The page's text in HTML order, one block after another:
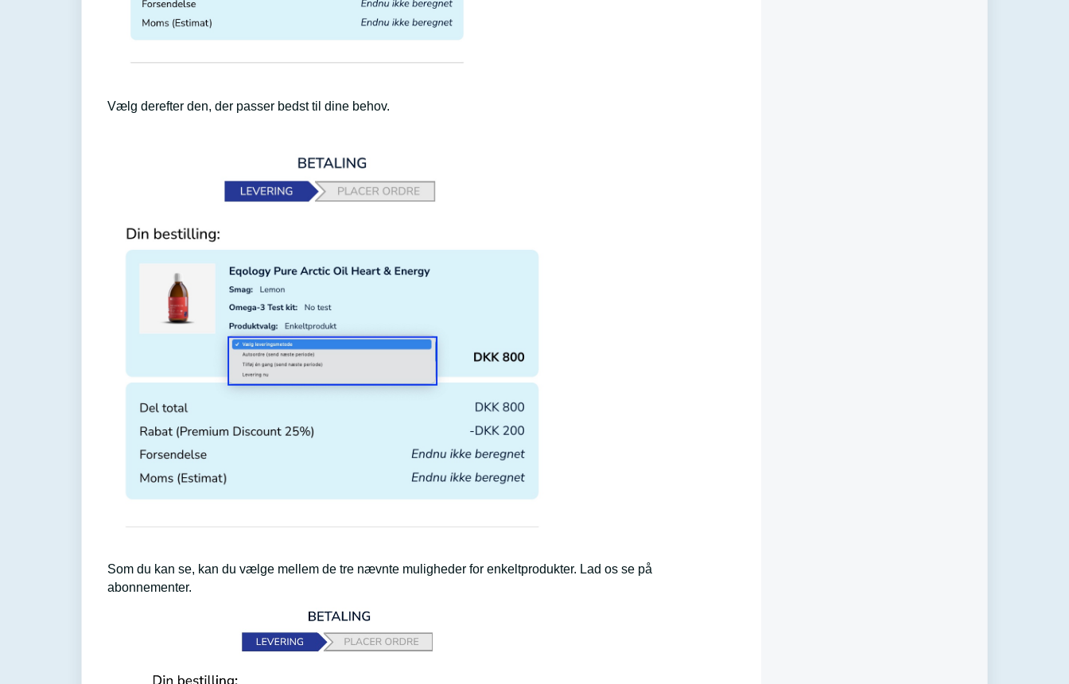
Vælg derefter den, der passer bedst til dine behov.
Som du kan se, kan du vælge mellem de tre nævnte muligheder for enkeltprodukter. Lad os se på
abonnementer.